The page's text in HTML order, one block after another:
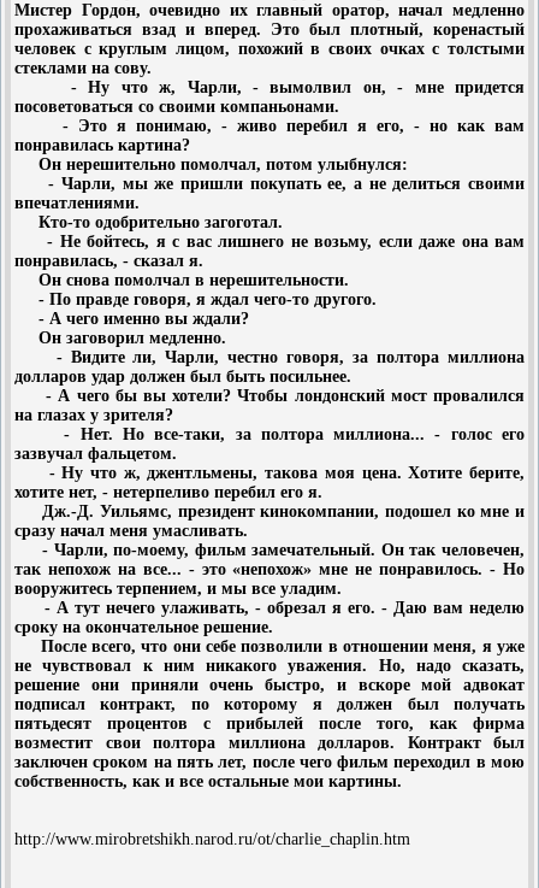
Мистер Гордон, очевидно их главный оратор, начал медленно
прохаживаться взад и вперед. Это был плотный, коренастый
человек с круглым лицом, похожий в своих очках с толстыми
стеклами на сову.
- Ну что ж, Чарли, - вымолвил он, - мне придется
посоветоваться со своими компаньонами.
- Это я понимаю, - живо перебил я его, - но как вам
понравилась картина?
Он нерешительно помолчал, потом улыбнулся:
- Чарли, мы же пришли покупать ее, а не делиться своими
впечатлениями.
Кто-то одобрительно загоготал.
- Не бойтесь, я с вас лишнего не возьму, если даже она вам
понравилась, - сказал я.
Он снова помолчал в нерешительности.
- По правде говоря, я ждал чего-то другого.
- А чего именно вы ждали?
Он заговорил медленно.
- Видите ли, Чарли, честно говоря, за полтора миллиона
долларов удар должен был быть посильнее.
- А чего бы вы хотели? Чтобы лондонский мост провалился
на глазах у зрителя?
- Нет. Но все-таки, за полтора миллиона... - голос его
зазвучал фальцетом.
- Ну что ж, джентльмены, такова моя цена. Хотите берите,
хотите нет, - нетерпеливо перебил его я.
Дж.-Д. Уильямс, президент кинокомпании, подошел ко мне и
сразу начал меня умасливать.
- Чарли, по-моему, фильм замечательный. Он так человечен,
так непохож на все... - это «непохож» мне не понравилось. - Но
вооружитесь терпением, и мы все уладим.
- А тут нечего улаживать, - обрезал я его. - Даю вам неделю
сроку на окончательное решение.
После всего, что они себе позволили в отношении меня, я уже
не чувствовал к ним никакого уважения. Но, надо сказать,
решение они приняли очень быстро, и вскоре мой адвокат
подписал контракт, по которому я должен был получать
пятьдесят процентов с прибылей после того, как фирма
возместит свои полтора миллиона долларов. Контракт был
заключен сроком на пять лет, после чего фильм переходил в мою
собственность, как и все остальные мои картины.
http://www.mirobretshikh.narod.ru/ot/charlie_chaplin.htm